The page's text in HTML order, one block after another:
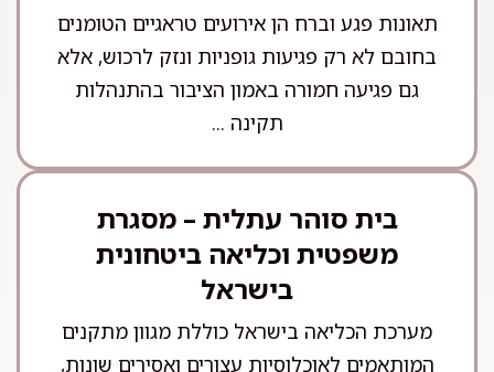
תאונות פגע וברח הן אירועים טראגיים הטומנים
בחובם לא רק פגיעות גופניות ונזק לרכוש, אלא
גם פגיעה חמורה באמון הציבור בהתנהלות
תקינה ...
בית סוהר עתלית – מסגרת
משפטית וכליאה ביטחונית
בישראל
מערכת הכליאה בישראל כוללת מגוון מתקנים
המותאמים לאוכלוסיות עצורים ואסירים שונות,